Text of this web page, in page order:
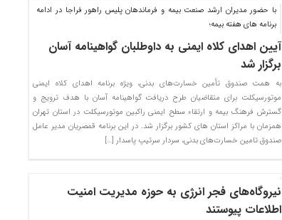
با حضور مدیران ارشد صنعت بیمه و فرماندهان پلیس راهور فراجا در ادامه
برنامه های هفته بیمه؛
آیین اهدای کلاه ایمنی به داوطلبان گواهینامه آسان
برگزار شد
به همت صندوق تأمین خسارت‌های بدنی، ویژه برنامه اهدای کلاه ایمنی
موتورسیکلت برای متقاضیان طرح دریافت گواهینامه آسان با هدف ترویج و
گسترش فرهنگ بیمه و ارتقاء سطح ایمنی راکبین موتورسیکلت در استان ‌تهران
همزمان با مراکز استان های کشور برگزار شد. در این برنامه قمصریان مدیر عامل
صندوق تامین خسارت‌های بدنی، سردار سرتیپ پاسدار […]
نیروگاه‌های فجر انرژی به حوزه مدیریت امنیت
اطلاعات پیوستند